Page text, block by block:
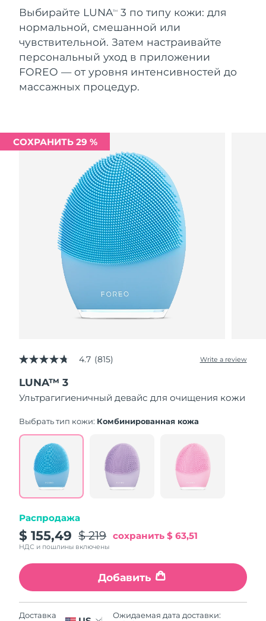
Выбирайте LUNATM
3 по типу кожи: для
нормальной, смешанной или
чувствительной. Затем настраивайте
персональный уход в приложении
FOREO — от уровня интенсивностей до
массажных процедур.
СОХРАНИТЬ 29 %
4.7
of
5
stars,
rating
Read
Reviews.
Same
page
link.
4.7 (815) Write a review
LUNA™ 3
Ультрагигиеничный девайс для очищения кожи
Выбрать тип кожи: Комбинированная кожа
Распродажа
$ 155,49 $ 219 сохранить$ 63,51
НДС и пошлины включены
Добавить
Доставка
Ожидаемая дата доставки:
Узбекистан
Ожидаемая дата доставки
Вьетнам
Ожидаемая дата доставки
8/14/26